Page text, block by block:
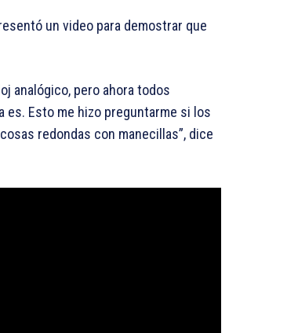
un video para demostrar que
analógico, pero ahora todos
es. Esto me hizo preguntarme si los
redondas con manecillas”, dice